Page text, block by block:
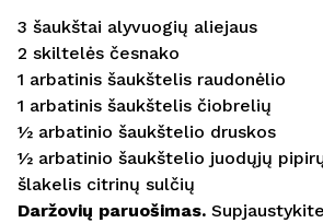
3 šaukštai alyvuogių aliejaus
2 skiltelės česnako
1 arbatinis šaukštelis raudonėlio
1 arbatinis šaukštelis čiobrelių
½ arbatinio šaukštelio druskos
½ arbatinio šaukštelio juodųjų
šlakelis citrinų sulčių
Daržovių paruošimas.